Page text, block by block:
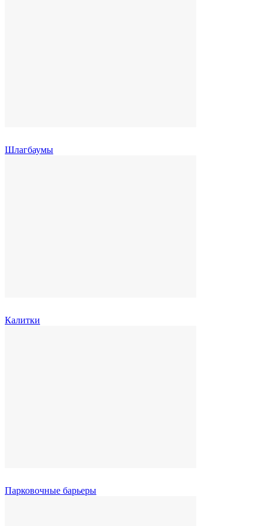
Шлагбаумы
Калитки
Парковочные барьеры